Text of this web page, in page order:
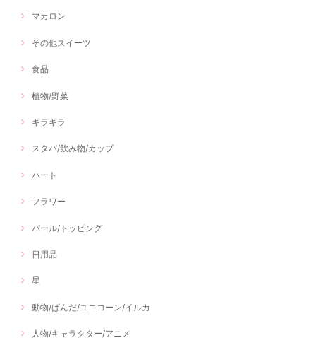
マカロン
その他スイーツ
食品
植物/野菜
キラキラ
スタバ/飲み物/カップ
ハート
フラワー
パール/トッピング
日用品
星
動物/ぱんだ/ユニコーン/イルカ
人物/キャラクター/アニメ